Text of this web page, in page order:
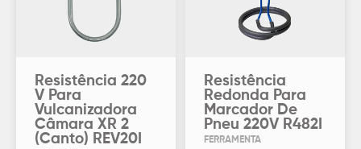
Resistência 220
V Para
Vulcanizadora
Câmara XR 2
(Canto) REV20I
Resistência
Redonda Para
Marcador De
Pneu 220V R482I
FERRAMENTA